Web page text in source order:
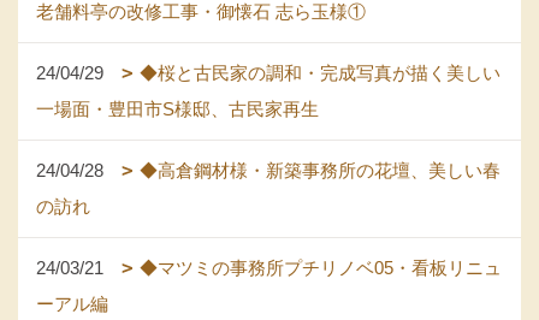
老舗料亭の改修工事・御懐石 志ら玉様①
24/04/29
◆桜と古民家の調和・完成写真が描く美しい
一場面・豊田市S様邸、古民家再生
24/04/28
◆高倉鋼材様・新築事務所の花壇、美しい春
の訪れ
24/03/21
◆マツミの事務所プチリノベ05・看板リニュ
ーアル編